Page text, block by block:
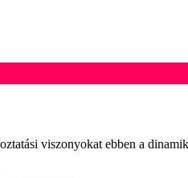
viszonyokat ebben a